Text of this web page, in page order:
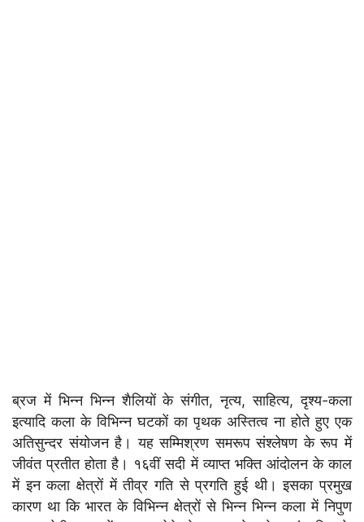
ब्रज में भिन्न भिन्न शैलियों के संगीत, नृत्य, साहित्य, दृश्य-कला
इत्यादि कला के विभिन्न घटकों का पृथक अस्तित्व ना होते हुए एक
अतिसुन्दर संयोजन है। यह सम्मिश्रण समरूप संश्लेषण के रूप में
जीवंत प्रतीत होता है। १६वीं सदी में व्याप्त भक्ति आंदोलन के काल
में इन कला क्षेत्रों में तीव्र गति से प्रगति हुई थी। इसका प्रमुख
कारण था कि भारत के विभिन्न क्षेत्रों से भिन्न भिन्न कला में निपुण